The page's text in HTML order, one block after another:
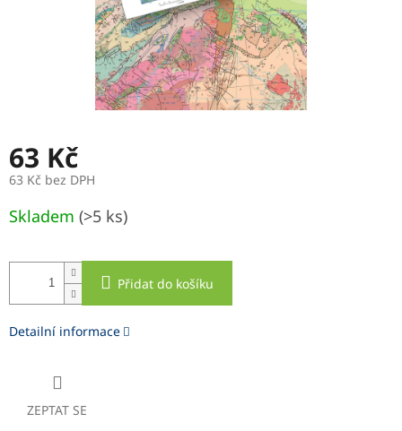
63 Kč
63 Kč bez DPH
cena:
Skladem (>5 ks)
Přidat do košíku
Detailní informace
ZEPTAT SE